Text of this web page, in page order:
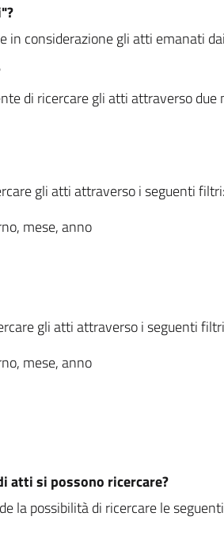
in considerazione gli atti emanati
di ricercare gli atti attraverso due
gli atti attraverso i seguenti filtri:
mese, anno
gli atti attraverso i seguenti
mese, anno
atti si possono ricercare?
la possibilità di ricercare le